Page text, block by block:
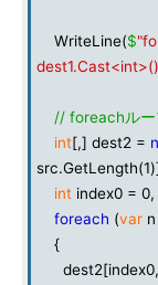
WriteLine($
// foreachルー
int[,] dest2 =
int index0 = 0,
foreach (var n
{
dest2[index0,